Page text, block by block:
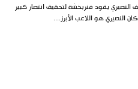
يقود فنربخشة لتحقيق انتصار كبير